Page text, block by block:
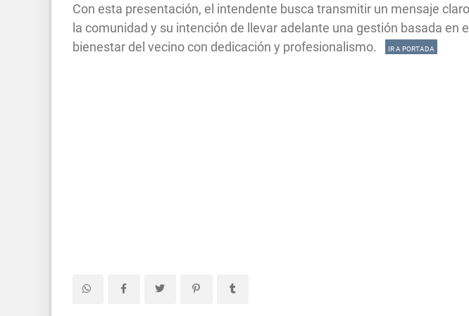
Con esta presentación, el intendente busca transmitir un mensaje
la comunidad y su intención de llevar adelante una gestión basada en
bienestar del vecino con dedicación y profesionalismo.
IR A PORTADA